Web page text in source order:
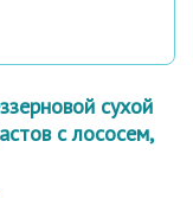
сухой
с лососем,